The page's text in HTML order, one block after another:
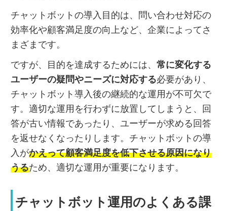
チャットボットの導入目的は、問い合わせ対応の
効率化や顧客満足度の向上など、企業によってさ
まざまです。
ですが、目的を達成するためには、 常に変化する
ユーザーの疑問やニーズに対応する必要があり、
チャットボット導入後の継続的な運用が不可欠で
す。適切な運用を行わずに放置してしまうと、回
答が古い情報であったり、ユーザーが求める回答
を返せなくなったりします。チャットボットの導
入がかえって顧客満足度を低下させる原因になり
うるため、適切な運用が重要になります。
チャットボット運用のよくある課